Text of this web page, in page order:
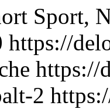
Sport,
https://
https://
2